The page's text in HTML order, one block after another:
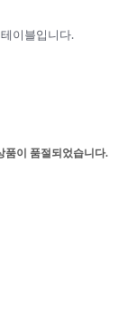
이블입니다.
품이 품절되었습니다.